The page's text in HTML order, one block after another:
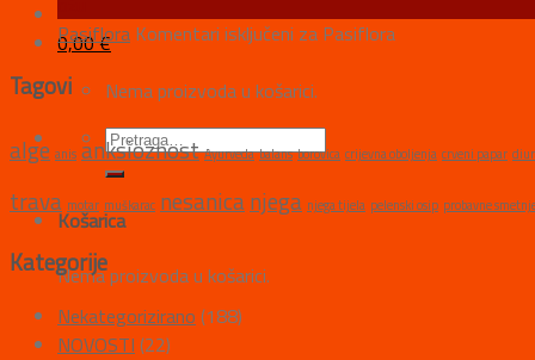
0,00€
Nema proizvoda u košarici.
Košarica
Nema proizvoda u košarici.
Pasiflora Komentari isključeni za Pasiflora
Tagovi
alge anis anksioznost Ayurveda balans borovica crijevna oboljenja crveni papar
trava motar muškarac nesanicanjega njega tijela pelenski osip probavne
Kategorije
Nekategorizirano (188)
NOVOSTI (22)